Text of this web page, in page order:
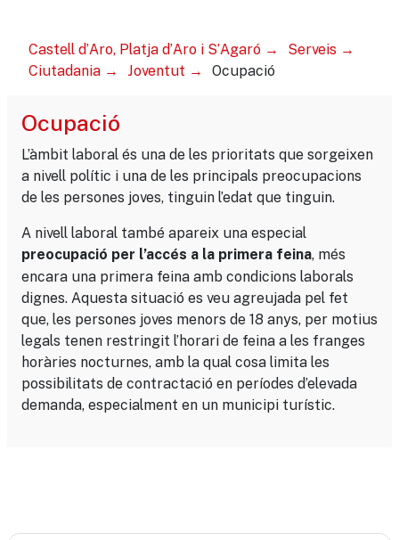
Castell d’Aro, Platja d’Aro i S’Agaró
Serveis
Ciutadania
Joventut Ocupació
Ocupació
L’àmbit laboral és una de les prioritats que sorgeixen
a nivell polític i una de les principals preocupacions
de les persones joves, tinguin l’edat que tinguin.
A nivell laboral també apareix una especial
preocupació per l’accés a la primera feina, més
encara una primera feina amb condicions laborals
dignes. Aquesta situació es veu agreujada pel fet
que, les persones joves menors de 18 anys, per motius
legals tenen restringit l’horari de feina a les franges
horàries nocturnes, amb la qual cosa limita les
possibilitats de contractació en períodes d’elevada
demanda, especialment en un municipi turístic.